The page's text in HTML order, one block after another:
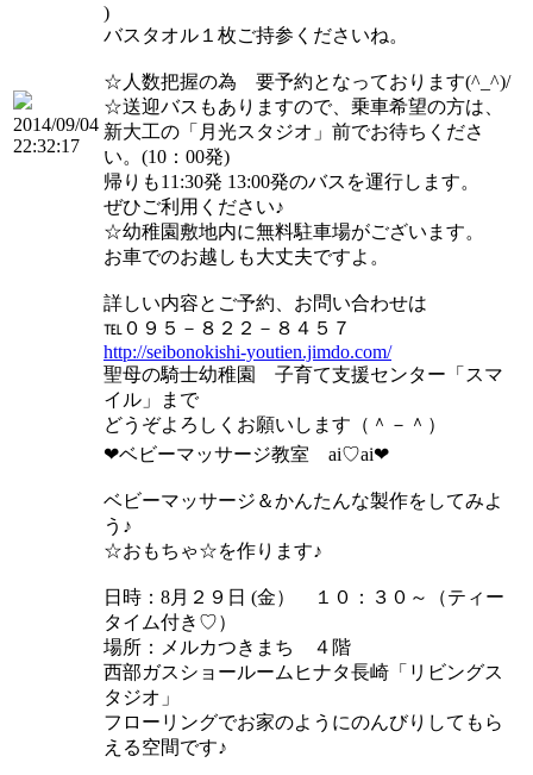
2014/09/04
22:32:17
)
バスタオル１枚ご持参くださいね。
☆人数把握の為 要予約となっております(^_^)/
☆送迎バスもありますので、乗車希望の方は、
新大工の「月光スタジオ」前でお待ちくださ
い。(10：00発)
帰りも11:30発 13:00発のバスを運行します。
ぜひご利用ください♪
☆幼稚園敷地内に無料駐車場がございます。
お車でのお越しも大丈夫ですよ。
詳しい内容とご予約、お問い合わせは
℡０９５－８２２－８４５７
http://seibonokishi-youtien.jimdo.com/
聖母の騎士幼稚園 子育て支援センター「スマ
イル」まで
どうぞよろしくお願いします（＾－＾）
❤ベビーマッサージ教室 ai♡ai❤
ベビーマッサージ＆かんたんな製作をしてみよ
う♪
☆おもちゃ☆を作ります♪
日時：8月２９日 (金） １０：３０～（ティー
タイム付き♡）
場所：メルカつきまち ４階
西部ガスショールームヒナタ長崎「リビングス
タジオ」
フローリングでお家のようにのんびりしてもら
える空間です♪